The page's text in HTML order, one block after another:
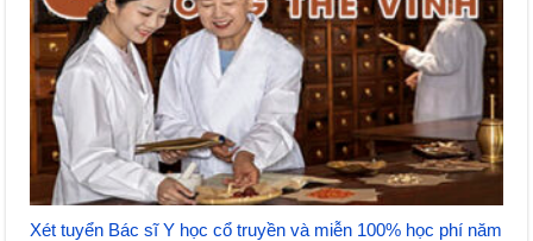
Xét tuyển Bác sĩ Y học cổ truyền và miễn 100% học phí năm